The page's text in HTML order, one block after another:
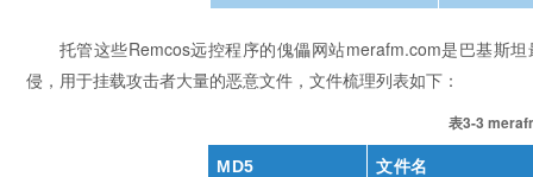
托管这些Remcos远控程序的傀儡网站merafm.com是巴基斯
侵，用于挂载攻击者大量的恶意文件，文件梳理列表如下：
表3-3
MD5 文件名